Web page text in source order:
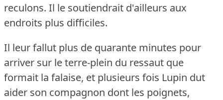
reculons. Il le soutiendrait d'ailleurs aux
endroits plus difficiles.
Il leur fallut plus de quarante minutes pour
arriver sur le terre-plein du ressaut que
formait la falaise, et plusieurs fois Lupin dut
aider son compagnon dont les poignets,